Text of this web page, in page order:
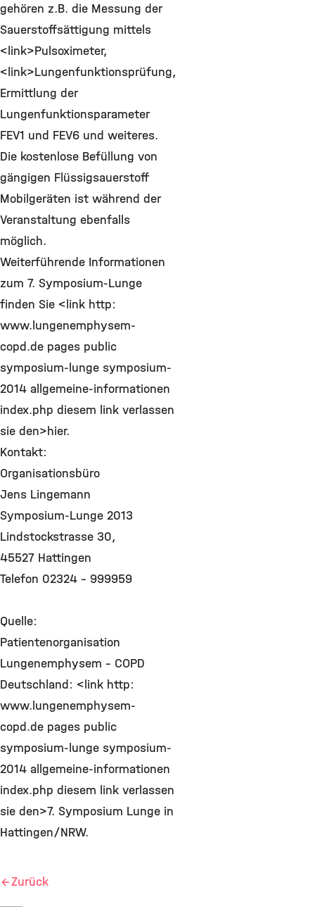
gehören z.B. die Messung der
Sauerstoffsättigung mittels
<link>Pulsoximeter,
<link>Lungenfunktionsprüfung,
Ermittlung der
Lungenfunktionsparameter
FEV1 und FEV6 und weiteres.
Die kostenlose Befüllung von
gängigen Flüssigsauerstoff
Mobilgeräten ist während der
Veranstaltung ebenfalls
möglich.
Weiterführende Informationen
zum 7. Symposium-Lunge
finden Sie <link http:
www.lungenemphysem-
copd.de pages public
symposium-lunge symposium-
2014 allgemeine-informationen
index.php diesem link verlassen
sie den>hier.
Kontakt:
Organisationsbüro
Jens Lingemann
Symposium-Lunge 2013
Lindstockstrasse 30,
45527 Hattingen
Telefon 02324 – 999959
Quelle:
Patientenorganisation
Lungenemphysem - COPD
Deutschland: <link http:
www.lungenemphysem-
copd.de pages public
symposium-lunge symposium-
2014 allgemeine-informationen
index.php diesem link verlassen
sie den>7. Symposium Lunge in
Hattingen/NRW.
Zurück